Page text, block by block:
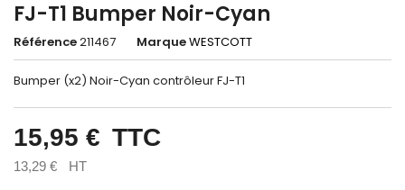
FJ-T1 Bumper Noir-Cyan
Référence211467 MarqueWESTCOTT
Bumper (x2) Noir-Cyan contrôleur FJ-T1
15,95 € TTC
13,29 € HT